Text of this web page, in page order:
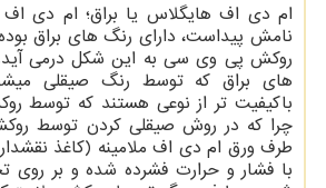
ام دی اف هایگلاس یا براق؛ ام دی اف
نامش پیداست، دارای رنگ ­های براق
روکش پی وی سی به این شکل درمی­
های براق که توسط رنگ صیقلی
باکیفیت ­تر از نوعی هستند که توسط
چرا که در روش صیقلی کردن توسط
طرف ورق ام دی اف ملامینه (کاغذ
با فشار و حرارت فشرده شده و بر روی